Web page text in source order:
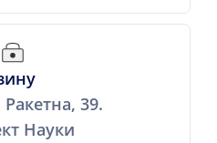
39.
Науки